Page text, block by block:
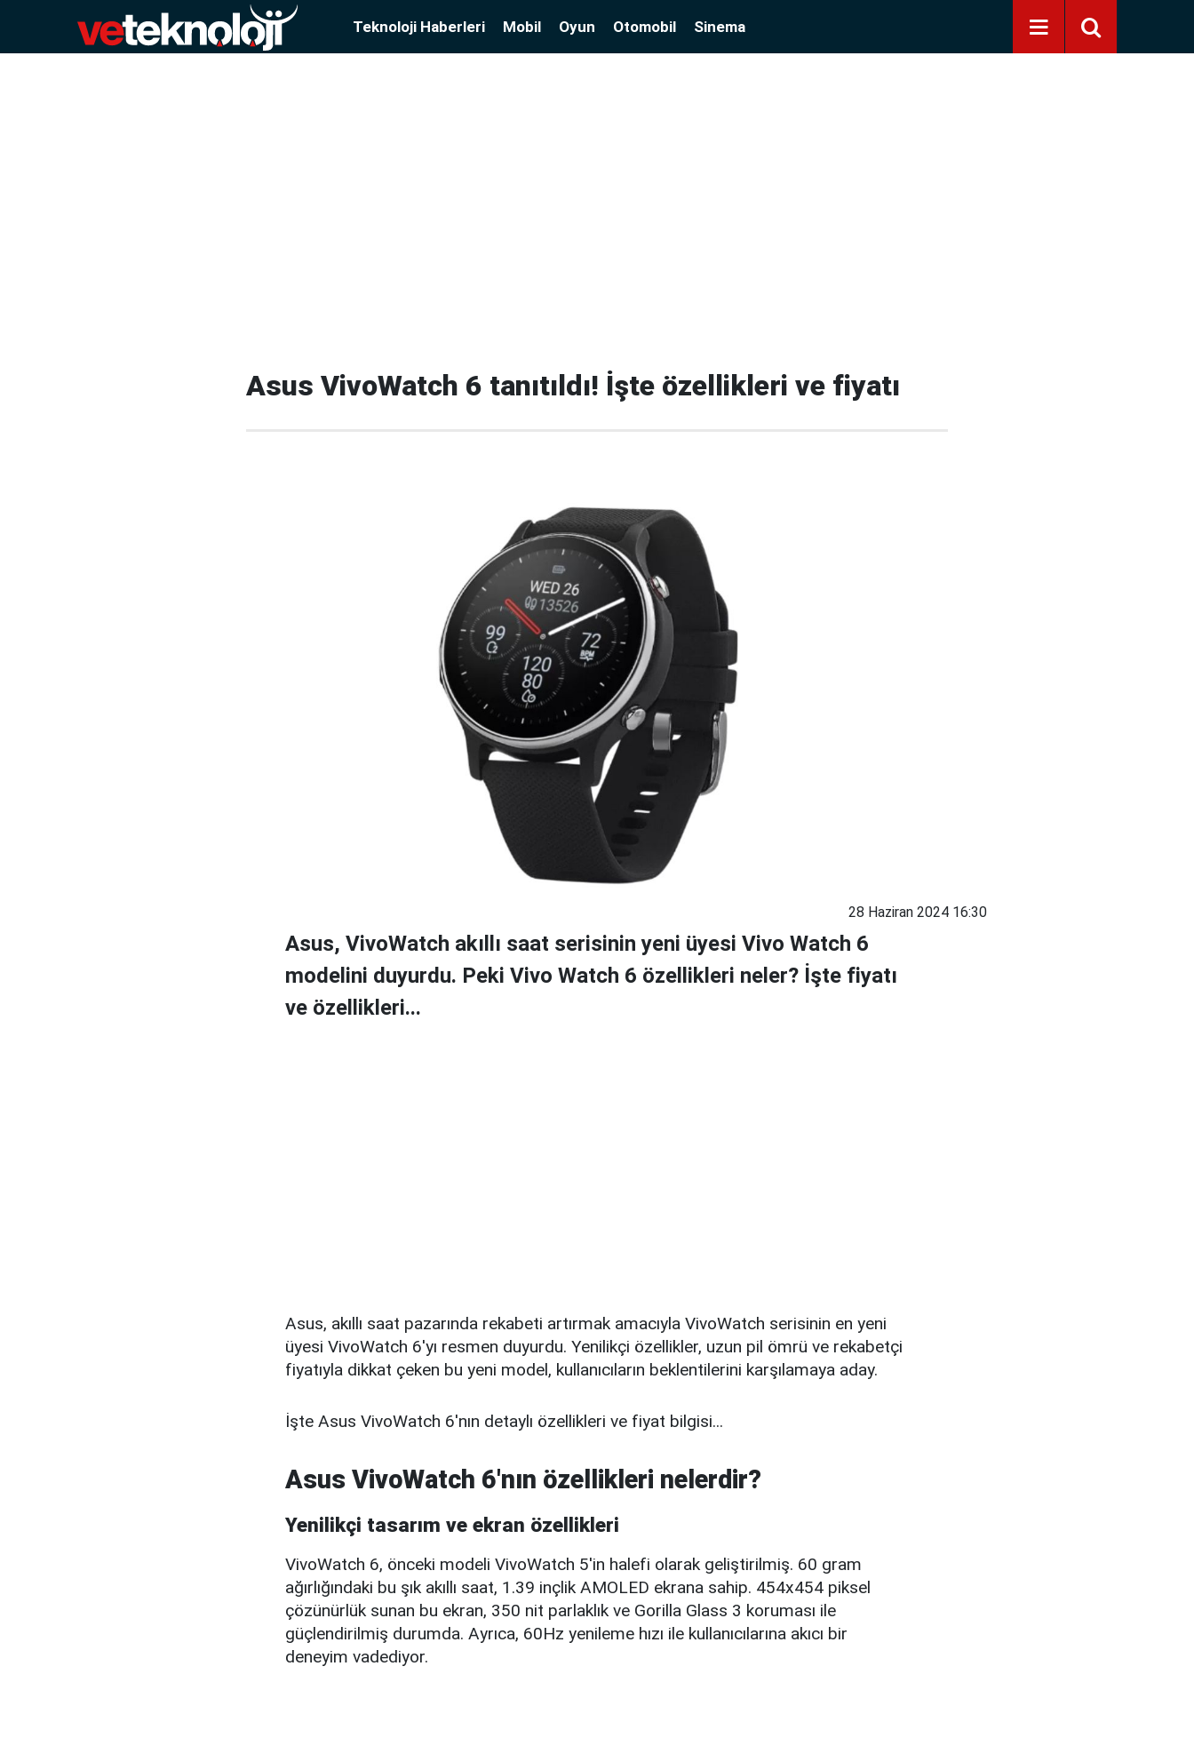
Teknoloji Haberleri Mobil Oyun Otomobil Sinema
Asus VivoWatch 6 tanıtıldı! İşte özellikleri ve fiyatı
28 Haziran 2024 16:30
Asus, VivoWatch akıllı saat serisinin yeni üyesi Vivo Watch 6
modelini duyurdu. Peki Vivo Watch 6 özellikleri neler? İşte fiyatı
ve özellikleri...
Asus, akıllı saat pazarında rekabeti artırmak amacıyla VivoWatch serisinin en yeni
üyesi VivoWatch 6'yı resmen duyurdu. Yenilikçi özellikler, uzun pil ömrü ve rekabetçi
fiyatıyla dikkat çeken bu yeni model, kullanıcıların beklentilerini karşılamaya aday.
İşte Asus VivoWatch 6'nın detaylı özellikleri ve fiyat bilgisi...
Asus VivoWatch 6'nın özellikleri nelerdir?
Yenilikçi tasarım ve ekran özellikleri
VivoWatch 6, önceki modeli VivoWatch 5'in halefi olarak geliştirilmiş. 60 gram
ağırlığındaki bu şık akıllı saat, 1.39 inçlik AMOLED ekrana sahip. 454x454 piksel
çözünürlük sunan bu ekran, 350 nit parlaklık ve Gorilla Glass 3 koruması ile
güçlendirilmiş durumda. Ayrıca, 60Hz yenileme hızı ile kullanıcılarına akıcı bir
deneyim vadediyor.